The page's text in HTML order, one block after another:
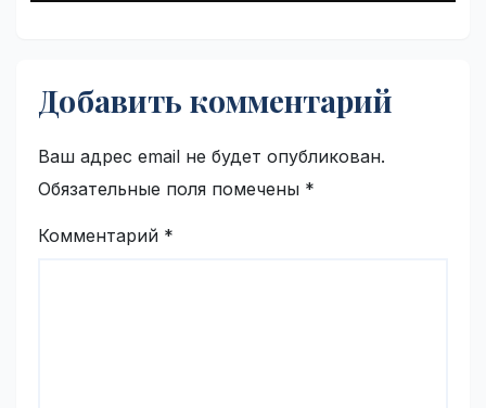
Добавить комментарий
Ваш адрес email не будет опубликован.
Обязательные поля помечены *
Комментарий *